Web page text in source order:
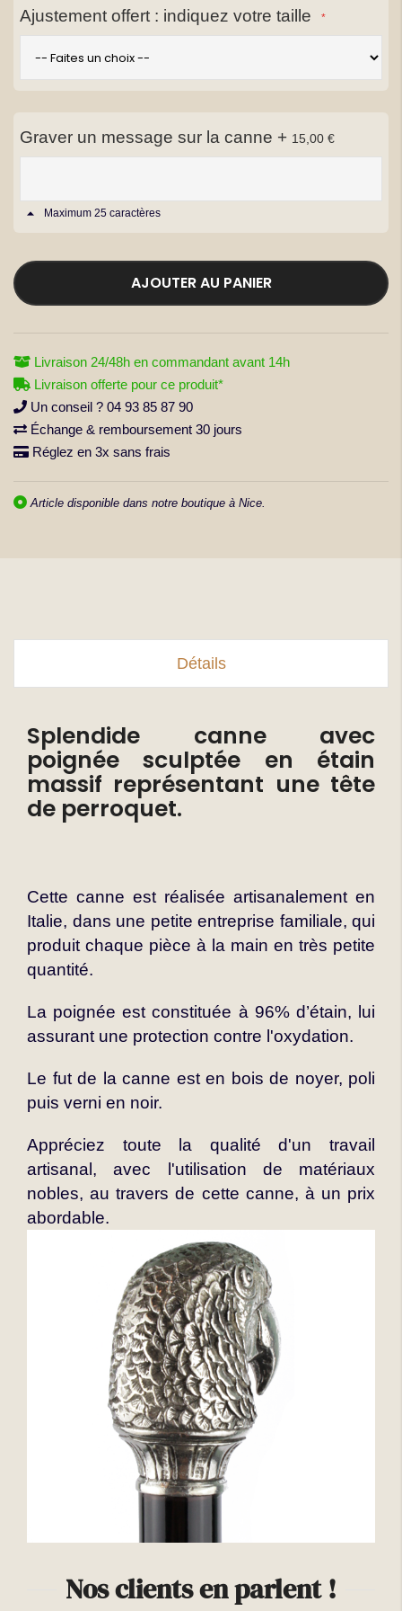
Ajustement offert : indiquez votre taille
Graver un message sur la canne + 15,00 €
Maximum 25 caractères
AJOUTER AU PANIER
Livraison 24/48h en commandant avant 14h
Livraison offerte pour ce produit*
Un conseil ? 04 93 85 87 90
Échange & remboursement 30 jours
Réglez en 3x sans frais
Article disponible dans notre boutique à Nice.
Détails
Splendide canne avec
poignée sculptée en étain
massif représentant une tête
de perroquet.
Cette canne est réalisée artisanalement en
Italie, dans une petite entreprise familiale, qui
produit chaque pièce à la main en très petite
quantité.
La poignée est constituée à 96% d’étain, lui
assurant une protection contre l'oxydation.
Le fut de la canne est en bois de noyer, poli
puis verni en noir.
Appréciez toute la qualité d'un travail
artisanal, avec l'utilisation de matériaux
nobles, au travers de cette canne, à un prix
abordable.
Nos clients en parlent !